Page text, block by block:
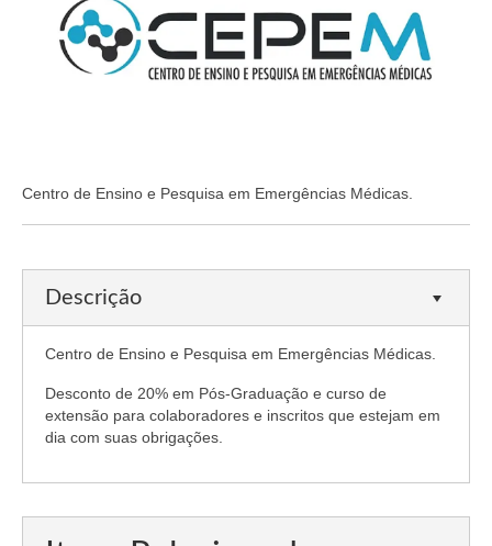
Missão, visão de futuro e valores
Organograma
Carta de Serviços ao Cidadão
Eleições
Eleições 2023
Centro de Ensino e Pesquisa em Emergências Médicas.
Descrição
Centro de Ensino e Pesquisa em Emergências Médicas.
Desconto de 20% em Pós-Graduação e curso de
extensão para colaboradores e inscritos que estejam em
dia com suas obrigações.